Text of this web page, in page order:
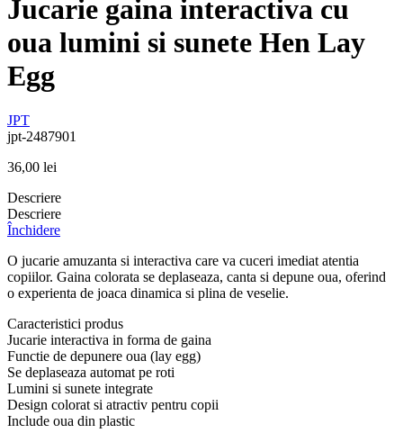
Jucarie gaina interactiva cu
oua lumini si sunete Hen Lay
Egg
JPT
jpt-2487901
36,00 lei
Descriere
Descriere
Închidere
O jucarie amuzanta si interactiva care va cuceri imediat atentia
copiilor. Gaina colorata se deplaseaza, canta si depune oua, oferind
o experienta de joaca dinamica si plina de veselie.
Caracteristici produs
Jucarie interactiva in forma de gaina
Functie de depunere oua (lay egg)
Se deplaseaza automat pe roti
Lumini si sunete integrate
Design colorat si atractiv pentru copii
Include oua din plastic